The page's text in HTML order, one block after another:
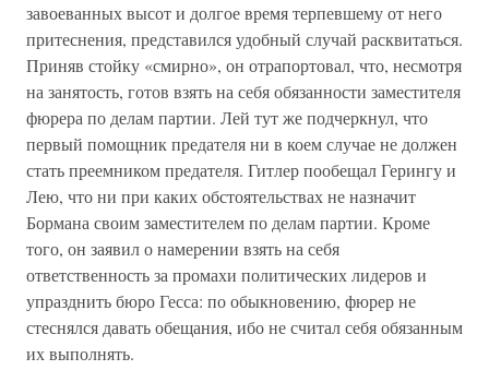
завоеванных высот и долгое время терпевшему от него
притеснения, представился удобный случай расквитаться.
Приняв стойку «смирно», он отрапортовал, что, несмотря
на занятость, готов взять на себя обязанности заместителя
фюрера по делам партии. Лей тут же подчеркнул, что
первый помощник предателя ни в коем случае не должен
стать преемником предателя. Гитлер пообещал Герингу и
Лею, что ни при каких обстоятельствах не назначит
Бормана своим заместителем по делам партии. Кроме
того, он заявил о намерении взять на себя
ответственность за промахи политических лидеров и
упразднить бюро Гесса: по обыкновению, фюрер не
стеснялся давать обещания, ибо не считал себя обязанным
их выполнять.